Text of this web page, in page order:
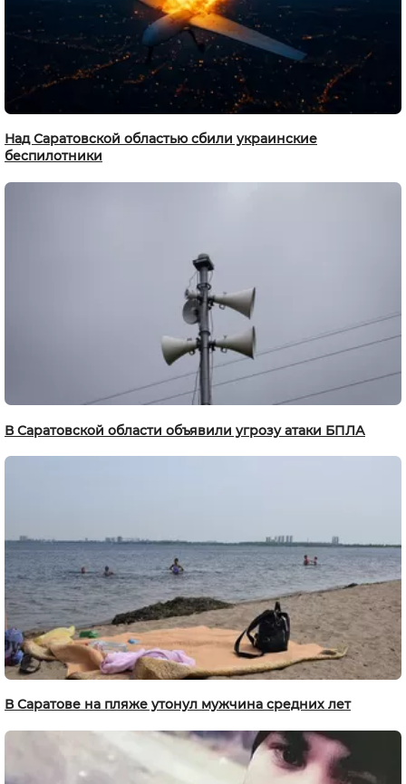
Над Саратовской областью сбили украинские
беспилотники
В Саратовской области объявили угрозу атаки БПЛА
В Саратове на пляже утонул мужчина средних лет